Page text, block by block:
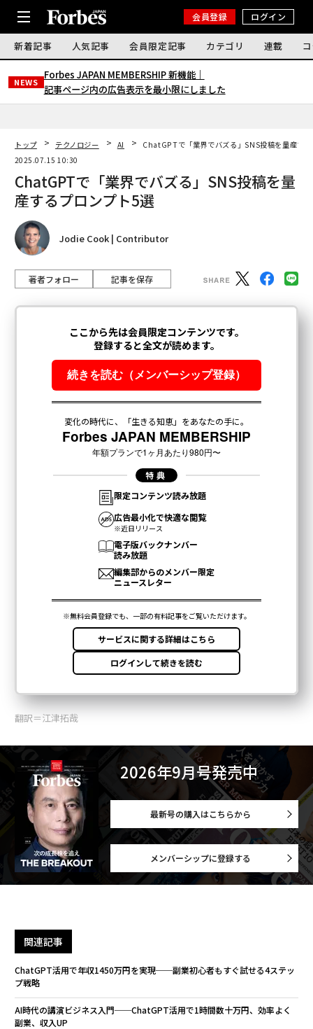
会員登録 ログイン
新着記事 人気記事 会員限定記事 カテゴリ 連載
NEWS
Forbes JAPAN MEMBERSHIP 新機能｜
記事ページ内の広告表示を最小限にしました
トップ テクノロジー AI
ChatGPTで「業界でバズる」SNS投稿を量産す
2025.07.15 10:30
ChatGPTで「業界でバズる」SNS投稿を量
産するプロンプト5選
Jodie Cook | Contributor
著者フォロー 記事を保存
翻訳＝江津拓哉
2026年9月号発売中
最新号の購入はこちらから
メンバーシップに登録する
関連記事
ChatGPT活用で年収1450万円を実現──副業初心者もすぐ試せる4ステッ
プ戦略
AI時代の講演ビジネス入門──ChatGPT活用で1時間数十万円、効率よく
副業、収入UP